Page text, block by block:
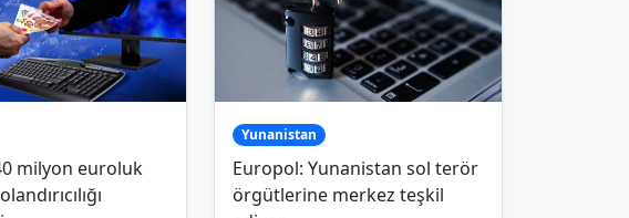
milyon euroluk
Yunanistan
Europol: Yunanistan sol terör
örgütlerine merkez teşkil